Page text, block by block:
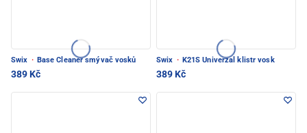
Swix · Base Cleaner smývač vosků
389 Kč
Swix · K21S Univerzal klistr vosk
389 Kč